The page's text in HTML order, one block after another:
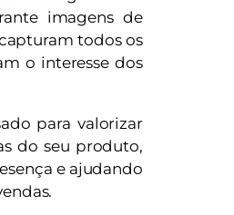
imagens de
todos os
o interesse dos
para valorizar
do seu produto,
e ajudando